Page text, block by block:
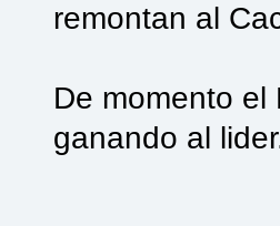
remontan al
De momento el
ganando al